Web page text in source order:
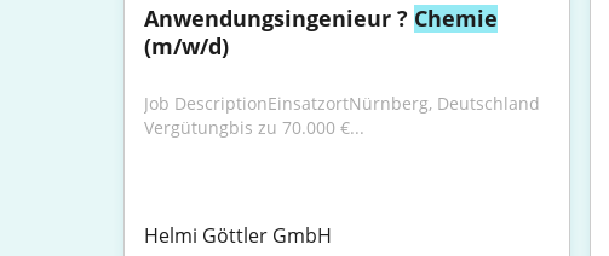
Anwendungsingenieur ? Chemie
(m/w/d)
Job DescriptionEinsatzortNürnberg, Deutschland
Vergütungbis zu 70.000 €...
Helmi Göttler GmbH